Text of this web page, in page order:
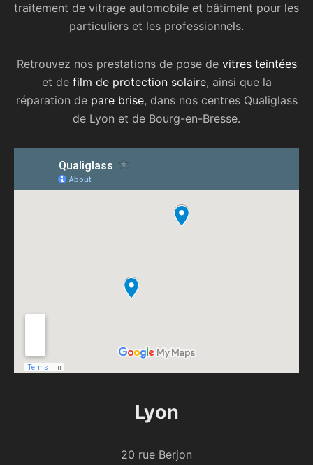
traitement de vitrage automobile et bâtiment pour les
particuliers et les professionnels.
Retrouvez nos prestations de pose de vitres teintées
et de film de protection solaire, ainsi que la
réparation de pare brise, dans nos centres Qualiglass
de Lyon et de Bourg-en-Bresse.
Lyon
20 rue Berjon